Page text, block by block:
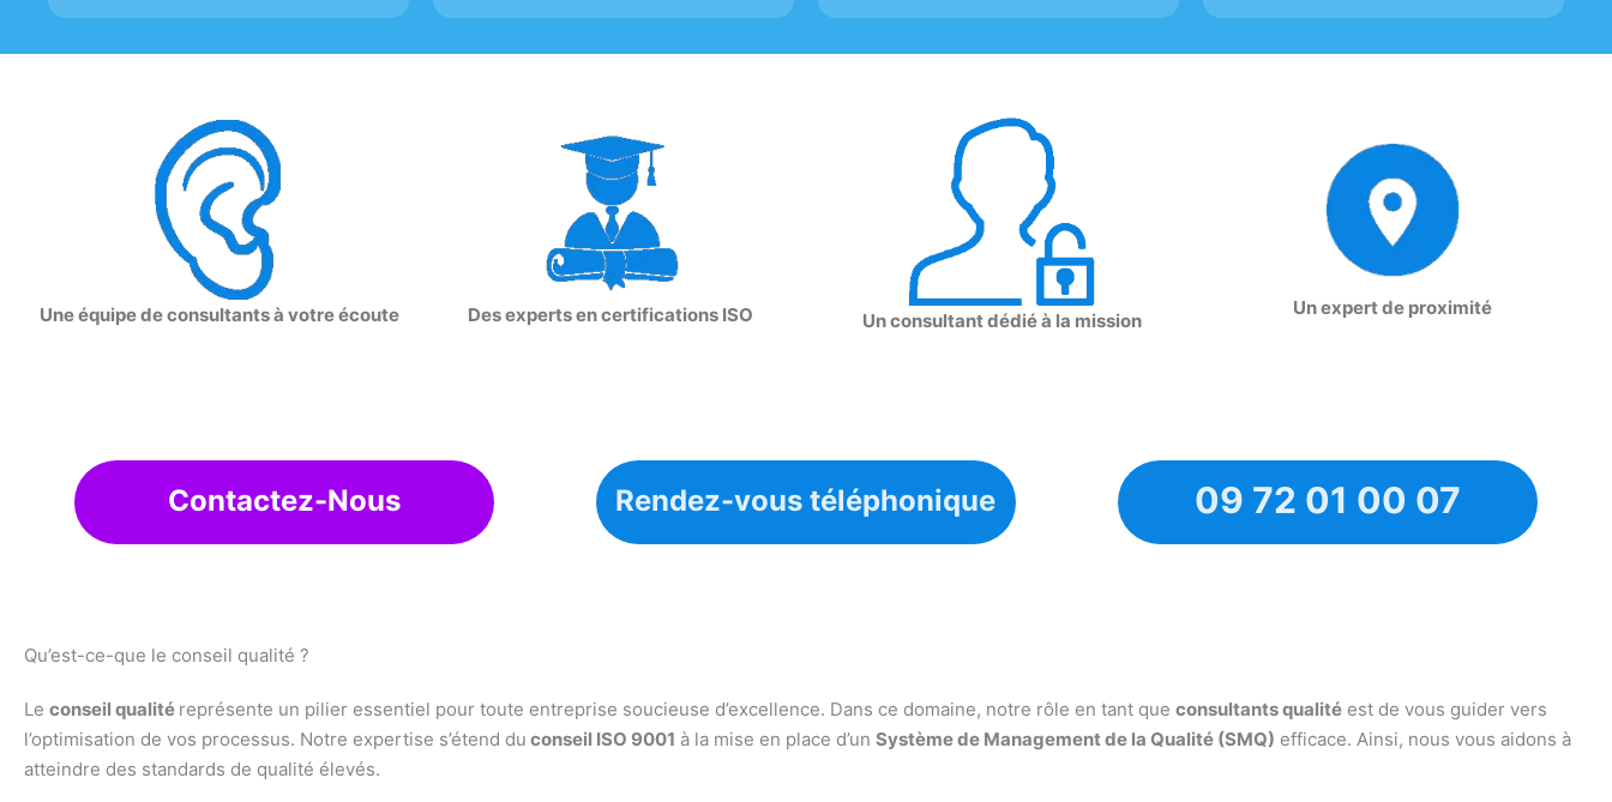
Une équipe de consultants à votre écoute Des experts en certifications ISO Un consultant dédié à la mission
Un expert de proximité
Contactez-Nous Rendez-vous téléphonique 09 72 01 00 07
Qu’est-ce-que le conseil qualité ?
Le conseil qualité représente un pilier essentiel pour toute entreprise soucieuse d’excellence. Dans ce domaine, notre rôle en tant que consultants qualité est de vous guider vers
l’optimisation de vos processus. Notre expertise s’étend du conseil ISO 9001 à la mise en place d’un Système de Management de la Qualité (SMQ) efficace. Ainsi, nous vous aidons à
atteindre des standards de qualité élevés.